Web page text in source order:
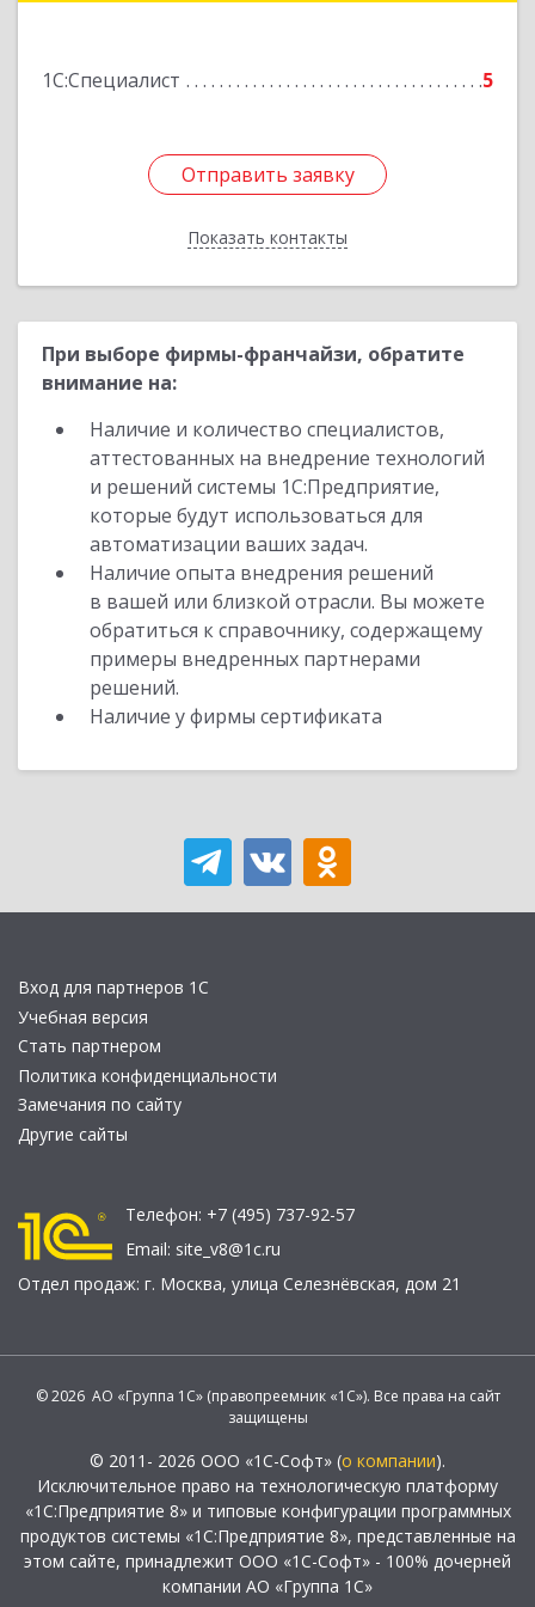
1С:Специалист 5
Отправить заявку
Показать контакты
Отправить заявку
Назад
При выборе фирмы-франчайзи, обратите
внимание на:
Наличие и количество специалистов,
аттестованных на внедрение технологий
и решений системы 1С:Предприятие,
которые будут использоваться для
автоматизации ваших задач.
Наличие опыта внедрения решений
в вашей или близкой отрасли. Вы можете
обратиться к справочнику, содержащему
примеры внедренных партнерами
решений.
Наличие у фирмы сертификата
Вход для партнеров 1С
Учебная версия
Стать партнером
Политика конфиденциальности
Замечания по сайту
Другие сайты
Телефон: +7 (495) 737-92-57
Email: site_v8@1c.ru
Отдел продаж: г. Москва, улица Селезнёвская, дом 21
© 2026 АО «Группа 1С» (правопреемник «1С»). Все права на сайт
защищены
© 2011- 2026 ООО «1С-Софт» (о компании).
Исключительное право на технологическую платформу
«1С:Предприятие 8» и типовые конфигурации программных
продуктов системы «1С:Предприятие 8», представленные на
этом сайте, принадлежит ООО «1С-Софт» - 100% дочерней
компании АО «Группа 1С»